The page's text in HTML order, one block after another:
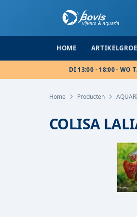
HOME
DI 13:00 - 18:00 - WO
Home Producten
COLISA